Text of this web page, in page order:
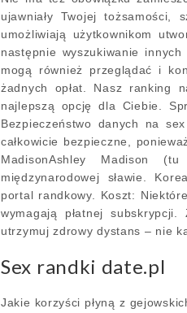
ujawniały Twojej tożsamości,
umożliwiają użytkownikom
następnie wyszukiwanie
mogą również przeglądać i
żadnych opłat. Nasz ranking
najlepszą opcję dla Ciebie.
Bezpieczeństwo danych na
całkowicie bezpieczne,
MadisonAshley Madison
międzynarodowej sławie.
portal randkowy. Koszt:
wymagają płatnej
utrzymuj zdrowy dystans – nie
Sex randki date.pl
Jakie korzyści płyną z